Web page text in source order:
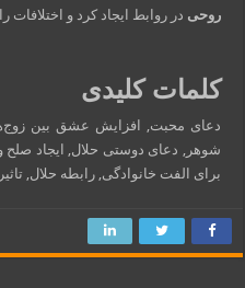
روحی در روابط ایجاد کرد و اختلافات
کلمات کلیدی
دعای محبت, افزایش عشق بین
شوهر, دعای دوستی حلال, ایجاد
برای الفت خانوادگی, رابطه حلال,